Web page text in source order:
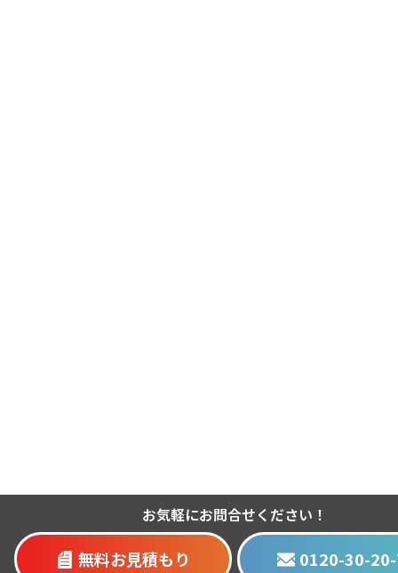
お気軽にお問合せください！
無料お見積もり 0120-30-